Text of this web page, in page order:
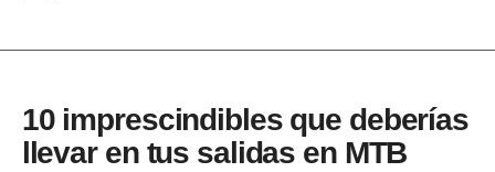
10 imprescindibles que deberías
llevar en tus salidas en MTB